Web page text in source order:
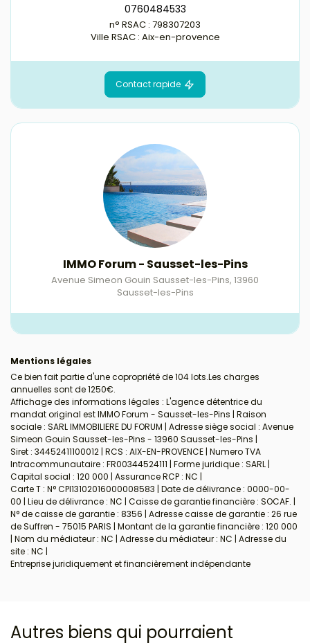
0760484533
n° RSAC : 798307203
Ville RSAC : Aix-en-provence
Contact rapide
IMMO Forum - Sausset-les-Pins
Avenue Simeon Gouin Sausset-les-Pins, 13960
Sausset-les-Pins
Mentions légales
Ce bien fait partie d'une copropriété de 104 lots.Les charges
annuelles sont de 1250€.
Affichage des informations légales : L'agence détentrice du
mandat original est IMMO Forum - Sausset-les-Pins | Raison
sociale : SARL IMMOBILIERE DU FORUM | Adresse siège social : Avenue
Simeon Gouin Sausset-les-Pins - 13960 Sausset-les-Pins |
Siret : 34452411100012 | RCS : AIX-EN-PROVENCE | Numero TVA
Intracommunautaire : FR00344524111 | Forme juridique : SARL |
Capital social : 120 000 | Assurance RCP : NC |
Carte T : N° CPI13102016000008583 | Date de délivrance : 0000-00-
00 | Lieu de délivrance : NC | Caisse de garantie financière : SOCAF. |
N° de caisse de garantie : 8356 | Adresse caisse de garantie : 26 rue
de Suffren - 75015 PARIS | Montant de la garantie financière : 120 000
| Nom du médiateur : NC | Adresse du médiateur : NC | Adresse du
site : NC |
Entreprise juridiquement et financièrement indépendante
Autres biens qui pourraient